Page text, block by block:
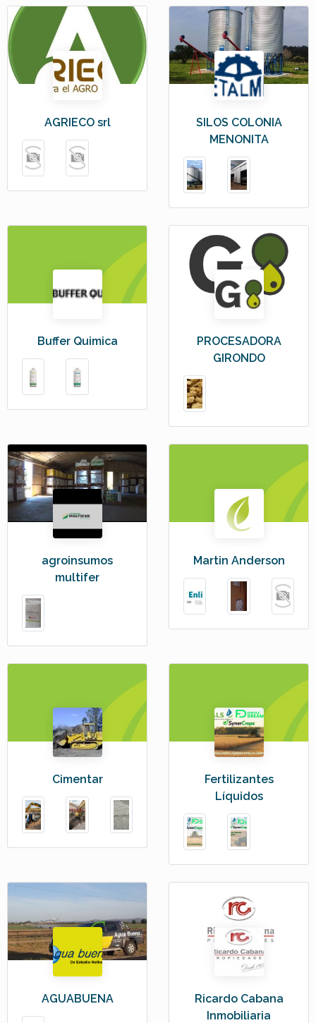
AGRIECO srl
SILOS COLONIA
MENONITA
Buffer Quimica
PROCESADORA
GIRONDO
agroinsumos
multifer
Martin Anderson
Cimentar
Fertilizantes
Líquidos
AGUABUENA
Ricardo Cabana
Inmobiliaria